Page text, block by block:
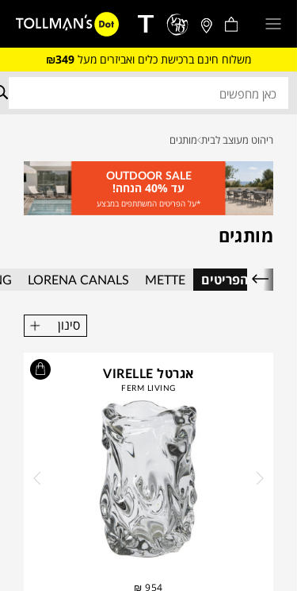
משלוח חינם ברכישת כלים ואביזרים מעל ₪349
ריהוט מעוצב לבית מותגים
OUTDOOR SALE
עד 40% הנחה!
*על הפריטים המשתתפים במבצע
מותגים
כל הפריטים METTE
LORENA CANALS
סינון
אגרטל VIRELLE
FERM LIVING
₪ 954